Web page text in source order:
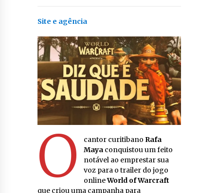
Site e agência
O cantor curitibano Rafa
Maya conquistou um feito
notável ao emprestar sua
voz para o trailer do jogo
onlineWorld of Warcraft
que criou uma campanha para